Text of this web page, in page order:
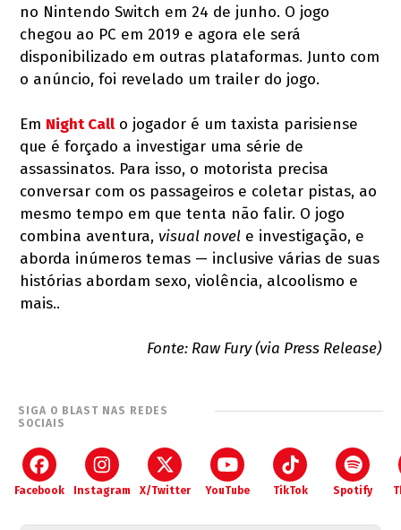
no Nintendo Switch em 24 de junho. O jogo
chegou ao PC em 2019 e agora ele será
disponibilizado em outras plataformas. Junto com
o anúncio, foi revelado um trailer do jogo.
Em Night Call o jogador é um taxista parisiense
que é forçado a investigar uma série de
assassinatos. Para isso, o motorista precisa
conversar com os passageiros e coletar pistas, ao
mesmo tempo em que tenta não falir. O jogo
combina aventura,visual novel e investigação, e
aborda inúmeros temas — inclusive várias de suas
histórias abordam sexo, violência, alcoolismo e
mais..
Fonte: Raw Fury (via Press Release)
SIGA O BLAST NAS REDES
SOCIAIS
Facebook Instagram X/Twitter YouTube TikTok Spotify